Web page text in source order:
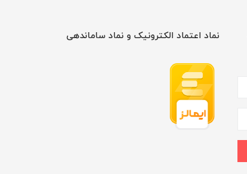
نماد اعتماد الکترونیک و نماد ساماندهی